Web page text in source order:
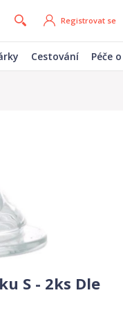
Registrovat se
Cestování Péče
S - 2ks Dle